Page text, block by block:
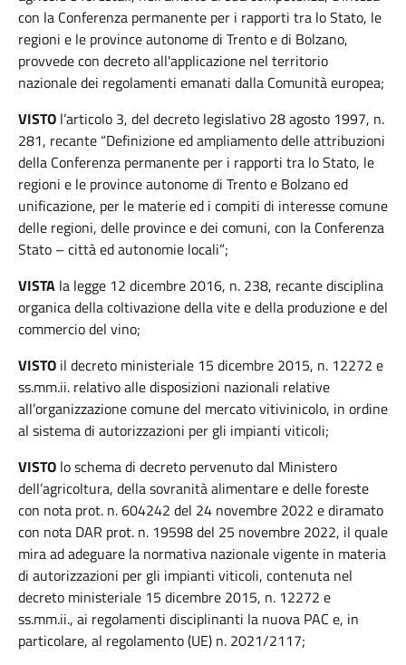
con la Conferenza permanente per i rapporti tra lo Stato, le
regioni e le province autonome di Trento e di Bolzano,
provvede con decreto all'applicazione nel territorio
nazionale dei regolamenti emanati dalla Comunità europea;
VISTO l’articolo 3, del decreto legislativo 28 agosto 1997, n.
281, recante “Definizione ed ampliamento delle attribuzioni
della Conferenza permanente per i rapporti tra lo Stato, le
regioni e le province autonome di Trento e Bolzano ed
unificazione, per le materie ed i compiti di interesse comune
delle regioni, delle province e dei comuni, con la Conferenza
Stato – città ed autonomie locali”;
VISTA la legge 12 dicembre 2016, n. 238, recante disciplina
organica della coltivazione della vite e della produzione e del
commercio del vino;
VISTO il decreto ministeriale 15 dicembre 2015, n. 12272 e
ss.mm.ii. relativo alle disposizioni nazionali relative
all’organizzazione comune del mercato vitivinicolo, in ordine
al sistema di autorizzazioni per gli impianti viticoli;
VISTO lo schema di decreto pervenuto dal Ministero
dell’agricoltura, della sovranità alimentare e delle foreste
con nota prot. n. 604242 del 24 novembre 2022 e diramato
con nota DAR prot. n. 19598 del 25 novembre 2022, il quale
mira ad adeguare la normativa nazionale vigente in materia
di autorizzazioni per gli impianti viticoli, contenuta nel
decreto ministeriale 15 dicembre 2015, n. 12272 e
ss.mm.ii., ai regolamenti disciplinanti la nuova PAC e, in
particolare, al regolamento (UE) n. 2021/2117;